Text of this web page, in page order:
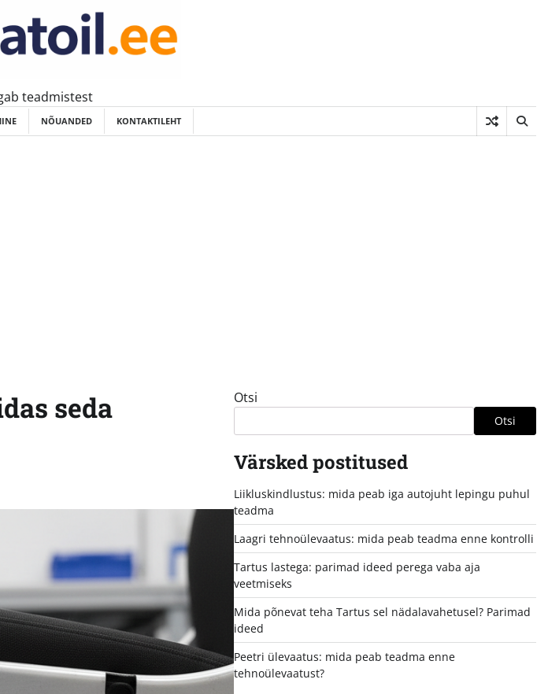
teadmistest
NÕUANDED KONTAKTILEHT
seda
Otsi
Otsi
Värsked postitused
Liikluskindlustus: mida peab iga autojuht lepingu puhul
teadma
Laagri tehnoülevaatus: mida peab teadma enne kontrolli
Tartus lastega: parimad ideed perega vaba aja
veetmiseks
Mida põnevat teha Tartus sel nädalavahetusel? Parimad
ideed
Peetri ülevaatus: mida peab teadma enne
tehnoülevaatust?